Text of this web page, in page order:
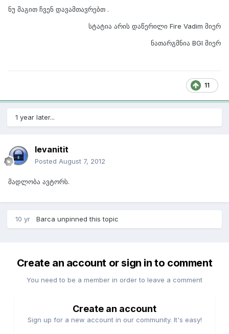
ნუ მაგით ჩვენ დავამთავრებთ .
სტატია არის დაწერილი Fire Vadim მიერ
ნათარგმნია BGI მიერ
11
1 year later...
levanitit
Posted August 7, 2012
მადლობა ავტორს.
10 yr Barca unpinned this topic
Create an account or sign in to comment
You need to be a member in order to leave a comment
Create an account
Sign up for a new account in our community. It's easy!